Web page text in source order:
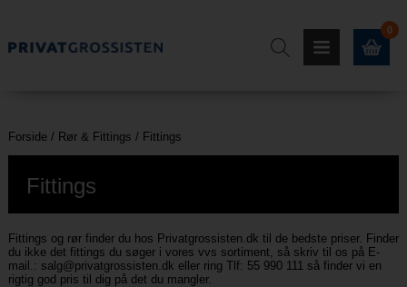
0
Forside/ Rør & Fittings / Fittings
Fittings
Fittings og rør finder du hos Privatgrossisten.dk til de bedste priser. Finder
du ikke det fittings du søger i vores vvs sortiment, så skriv til os på E-
mail.: salg@privatgrossisten.dk eller ring Tlf: 55 990 111 så finder vi en
rigtig god pris til dig på det du mangler.